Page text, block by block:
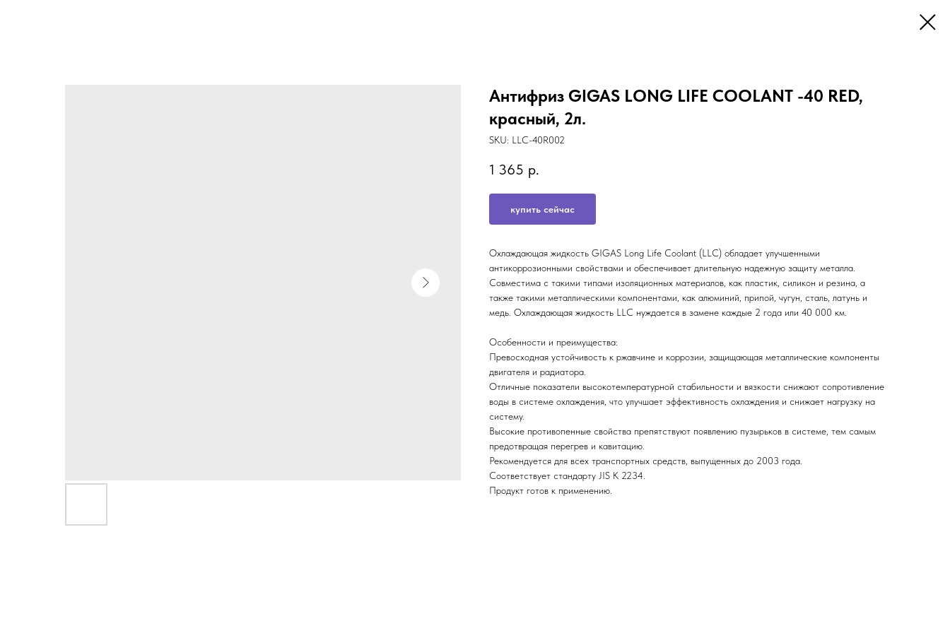
Антифриз GIGAS LONG LIFE COOLANT -40 RED,
красный, 2л.
SKU: LLC-40R002
1 365 р.
купить сейчас
Охлаждающая жидкость GIGAS Long Life Coolant (LLC) обладает улучшенными
антикоррозионными свойствами и обеспечивает длительную надежную защиту металла.
Совместима с такими типами изоляционных материалов, как пластик, силикон и резина, а
также такими металлическими компонентами, как алюминий, припой, чугун, сталь, латунь и
медь. Охлаждающая жидкость LLC нуждается в замене каждые 2 года или 40 000 км.
Особенности и преимущества:
Превосходная устойчивость к ржавчине и коррозии, защищающая металлические компоненты
двигателя и радиатора.
Отличные показатели высокотемпературной стабильности и вязкости снижают сопротивление
воды в системе охлаждения, что улучшает эффективность охлаждения и снижает нагрузку на
систему.
Высокие противопенные свойства препятствуют появлению пузырьков в системе, тем самым
предотвращая перегрев и кавитацию.
Рекомендуется для всех транспортных средств, выпущенных до 2003 года.
Соответствует стандарту JIS K 2234.
Продукт готов к применению.